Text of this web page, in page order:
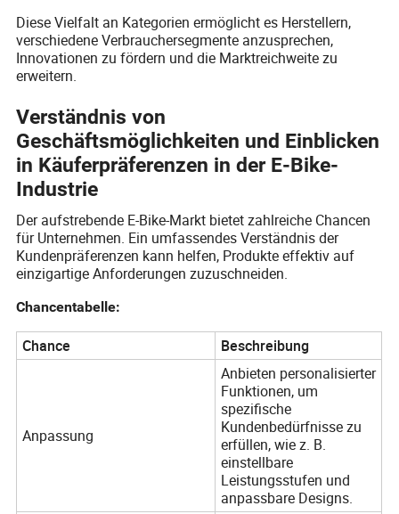
Diese Vielfalt an Kategorien ermöglicht es Herstellern,
verschiedene Verbrauchersegmente anzusprechen,
Innovationen zu fördern und die Marktreichweite zu
erweitern.
Verständnis von
Geschäftsmöglichkeiten und Einblicken
in Käuferpräferenzen in der E-Bike-
Industrie
Der aufstrebende E-Bike-Markt bietet zahlreiche Chancen
für Unternehmen. Ein umfassendes Verständnis der
Kundenpräferenzen kann helfen, Produkte effektiv auf
einzigartige Anforderungen zuzuschneiden.
Chancentabelle:
Chance Beschreibung
Anpassung
Anbieten personalisierter
Funktionen, um
spezifische
Kundenbedürfnisse zu
erfüllen, wie z. B.
einstellbare
Leistungsstufen und
anpassbare Designs.